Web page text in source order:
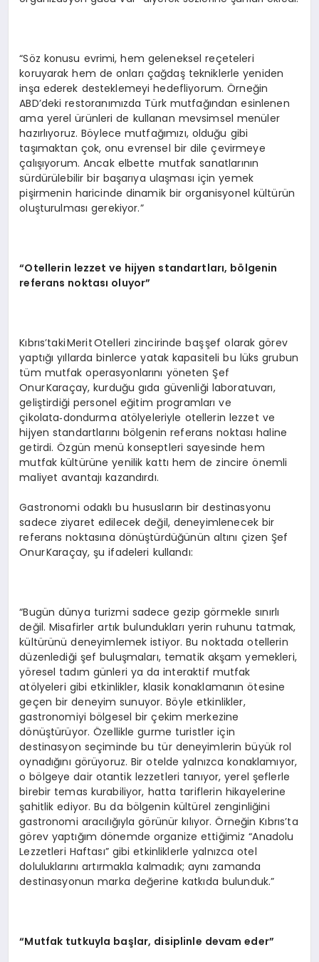
“Söz konusu evrimi, hem geleneksel reçeteleri
koruyarak hem de onları çağdaş tekniklerle yeniden
inşa ederek desteklemeyi hedefliyorum. Örneğin
ABD’deki restoranımızda Türk mutfağından esinlenen
ama yerel ürünleri de kullanan mevsimsel menüler
hazırlıyoruz. Böylece mutfağımızı, olduğu gibi
taşımaktan çok, onu evrensel bir dile çevirmeye
çalışıyorum. Ancak elbette mutfak sanatlarının
sürdürülebilir bir başarıya ulaşması için yemek
pişirmenin haricinde dinamik bir organisyonel kültürün
oluşturulması gerekiyor.”
“Otellerin lezzet ve hijyen standartları, bölgenin
referans noktası oluyor”
Kıbrıs’taki Merit Otelleri zincirinde baş şef olarak görev
yaptığı yıllarda binlerce yatak kapasiteli bu lüks grubun
tüm mutfak operasyonlarını yöneten Şef
Onur Karaçay, kurduğu gıda güvenliği laboratuvarı,
geliştirdiği personel eğitim programları ve
çikolata‑dondurma atölyeleriyle otellerin lezzet ve
hijyen standartlarını bölgenin referans noktası haline
getirdi. Özgün menü konseptleri sayesinde hem
mutfak kültürüne yenilik kattı hem de zincire önemli
maliyet avantajı kazandırdı.
Gastronomi odaklı bu hususların bir destinasyonu
sadece ziyaret edilecek değil, deneyimlenecek bir
referans noktasına dönüştürdüğünün altını çizen Şef
Onur Karaçay, şu ifadeleri kullandı:
“Bugün dünya turizmi sadece gezip görmekle sınırlı
değil. Misafirler artık bulundukları yerin ruhunu tatmak,
kültürünü deneyimlemek istiyor. Bu noktada otellerin
düzenlediği şef buluşmaları, tematik akşam yemekleri,
yöresel tadım günleri ya da interaktif mutfak
atölyeleri gibi etkinlikler, klasik konaklamanın ötesine
geçen bir deneyim sunuyor. Böyle etkinlikler,
gastronomiyi bölgesel bir çekim merkezine
dönüştürüyor. Özellikle gurme turistler için
destinasyon seçiminde bu tür deneyimlerin büyük rol
oynadığını görüyoruz. Bir otelde yalnızca konaklamıyor,
o bölgeye dair otantik lezzetleri tanıyor, yerel şeflerle
birebir temas kurabiliyor, hatta tariflerin hikayelerine
şahitlik ediyor. Bu da bölgenin kültürel zenginliğini
gastronomi aracılığıyla görünür kılıyor. Örneğin Kıbrıs’ta
görev yaptığım dönemde organize ettiğimiz “Anadolu
Lezzetleri Haftası” gibi etkinliklerle yalnızca otel
doluluklarını artırmakla kalmadık; aynı zamanda
destinasyonun marka değerine katkıda bulunduk.”
“Mutfak tutkuyla başlar, disiplinle devam eder”